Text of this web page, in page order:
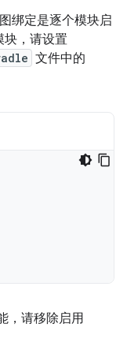
绑定是逐个模块启
块，请设置
文件中的
，请移除启用